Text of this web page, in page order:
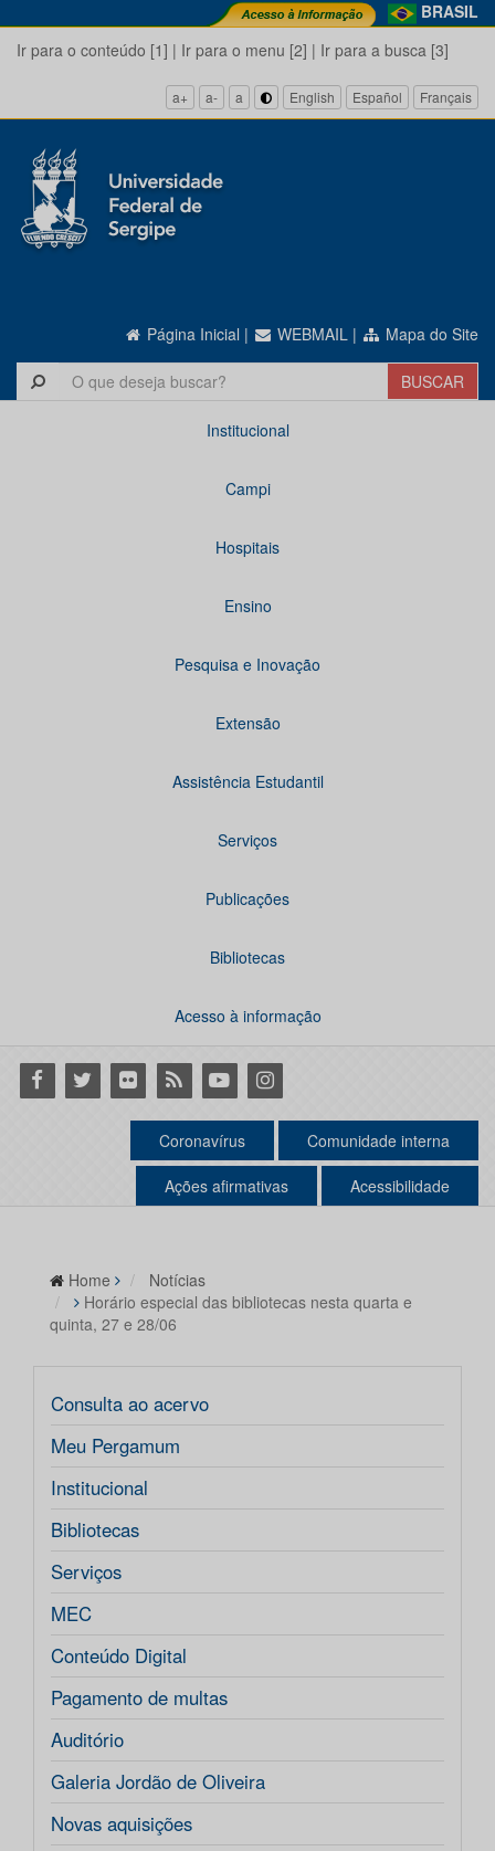
BRASIL
Ir para o conteúdo [1] | Ir para o menu [2] | Ir para a busca [3]
a+ a- a English Español Français
Página Inicial | WEBMAIL | Mapa do Site
Institucional
Campi
Hospitais
Ensino
Pesquisa e Inovação
Extensão
Assistência Estudantil
Serviços
Publicações
Bibliotecas
Acesso à informação
Facebook
Twitter Flickr RSS YoutubeInstagram
Coronavírus Comunidade interna
Ações afirmativas Acessibilidade
Home
Notícias
Horário especial das bibliotecas nesta quarta e
quinta, 27 e 28/06
Consulta ao acervo
Meu Pergamum
Institucional
Bibliotecas
Serviços
MEC
Conteúdo Digital
Pagamento de multas
Auditório
Galeria Jordão de Oliveira
Novas aquisições